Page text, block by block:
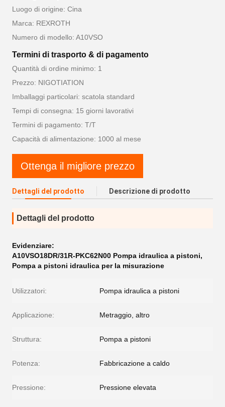
Luogo di origine: Cina
Marca: REXROTH
Numero di modello: A10VSO
Termini di trasporto & di pagamento
Quantità di ordine minimo: 1
Prezzo: NIGOTIATION
Imballaggi particolari: scatola standard
Tempi di consegna: 15 giorni lavorativi
Termini di pagamento: T/T
Capacità di alimentazione: 1000 al mese
Ottenga il migliore prezzo
Dettagli del prodotto Descrizione di prodotto
Dettagli del prodotto
Evidenziare:
A10VSO18DR/31R-PKC62N00 Pompa idraulica a pistoni,
Pompa a pistoni idraulica per la misurazione
Utilizzatori: Pompa idraulica a pistoni
Applicazione: Metraggio, altro
Struttura: Pompa a pistoni
Potenza: Fabbricazione a caldo
Pressione: Pressione elevata